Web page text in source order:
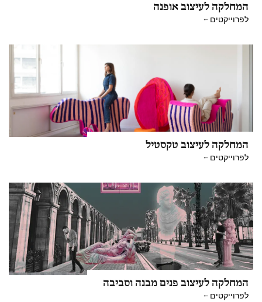
המחלקה לעיצוב אופנה
לפרוייקטים
המחלקה לעיצוב טקסטיל
לפרוייקטים
המחלקה לעיצוב פנים מבנה וסביבה
לפרוייקטים